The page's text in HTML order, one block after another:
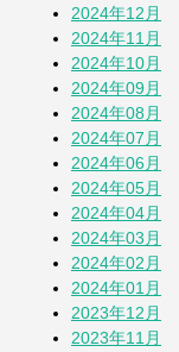
2024年12月
2024年11月
2024年10月
2024年09月
2024年08月
2024年07月
2024年06月
2024年05月
2024年04月
2024年03月
2024年02月
2024年01月
2023年12月
2023年11月